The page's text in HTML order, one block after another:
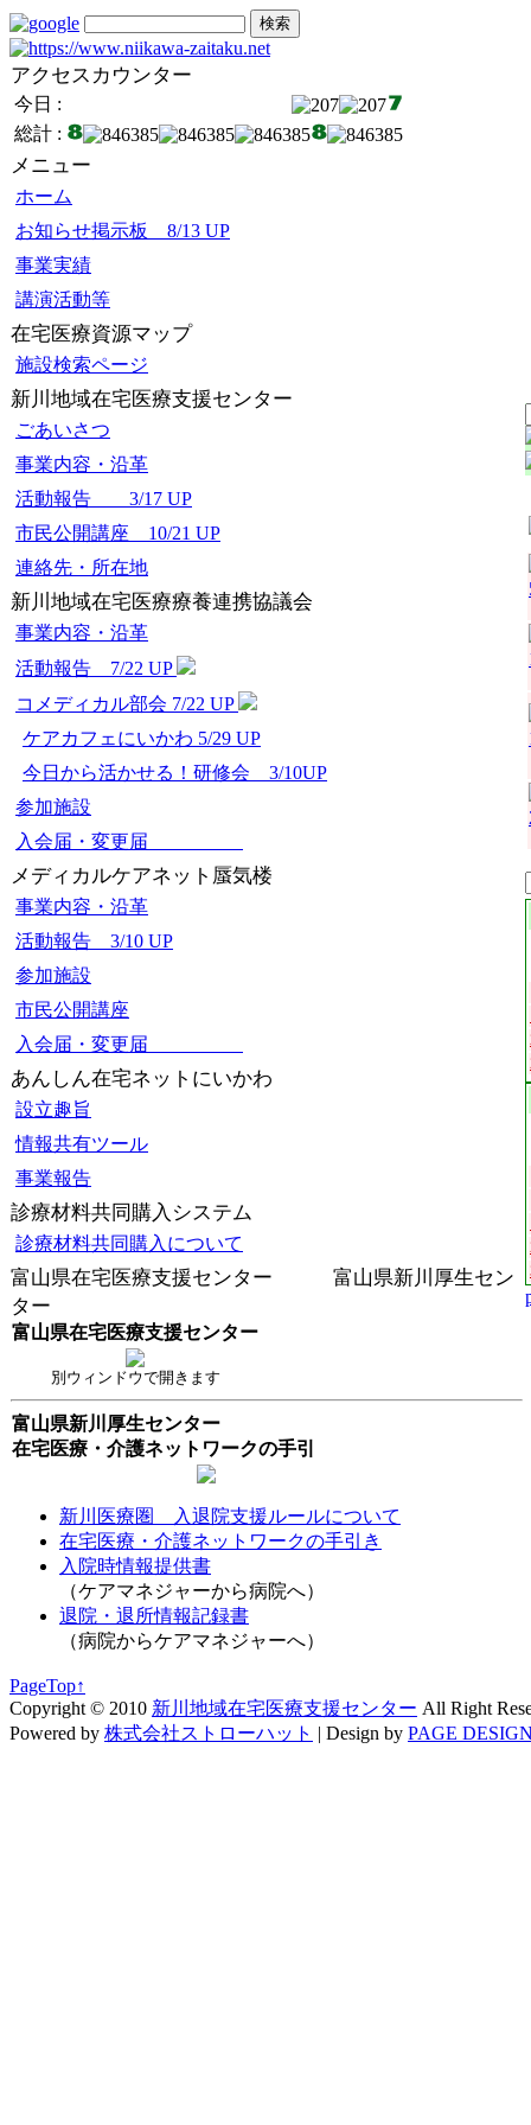
アクセスカウンター
今日 :
総計 :
メニュー
ホーム
お知らせ掲示板 8/13 UP
事業実績
講演活動等
在宅医療資源マップ
施設検索ページ
新川地域在宅医療支援センター
ごあいさつ
事業内容・沿革
活動報告 3/17 UP
市民公開講座 10/21 UP
連絡先・所在地
新川地域在宅医療療養連携協議会
事業内容・沿革
活動報告 7/22 UP
コメディカル部会 7/22 UP
ケアカフェにいかわ 5/29 UP
今日から活かせる！研修会 3/10UP
参加施設
入会届・変更届
メディカルケアネット蜃気楼
事業内容・沿革
活動報告 3/10 UP
参加施設
市民公開講座
入会届・変更届
あんしん在宅ネットにいかわ
設立趣旨
情報共有ツール
事業報告
診療材料共同購入システム
診療材料共同購入について
富山県在宅医療支援センター 富山県新川厚生セン
ター
富山県在宅医療支援センター
別ウィンドウで開きます
富山県新川厚生センター
在宅医療・介護ネットワークの手引
新川医療圏 入退院支援ルールについて
在宅医療・介護ネットワークの手引き
入院時情報提供書
（ケアマネジャーから病院へ）
退院・退所情報記録書
（病院からケアマネジャーへ）
PageTop↑
Copyright © 2010 新川地域在宅医療支援センター All Right
Powered by 株式会社ストローハット | Design by PAGE